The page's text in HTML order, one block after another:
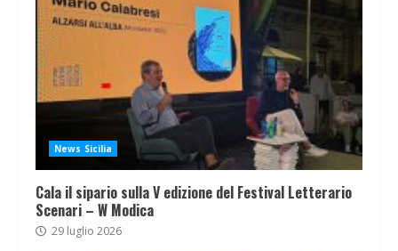
News Sicilia
Cala il sipario sulla V edizione del Festival Letterario
Scenari – W Modica
29 luglio 2026